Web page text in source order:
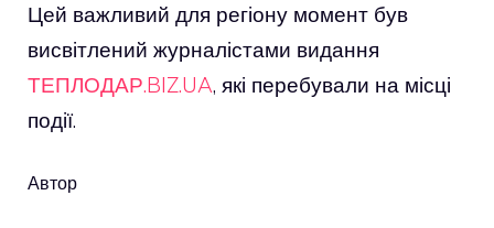
Цей важливий для регіону момент був
висвітлений журналістами видання
ТЕПЛОДАР.BIZ.UA, які перебували на місці
події.
Автор